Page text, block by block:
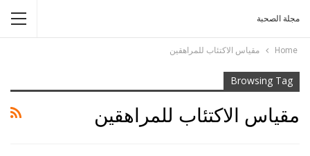
مجلة الصحبة
Home مقياس الاكتئاب للمراهقين
Browsing Tag
مقياس الاكتئاب للمراهقين